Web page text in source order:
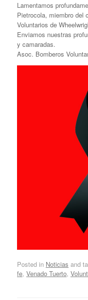
Lamentamos
Pietrocola, miembro del
Voluntarios de
Enviamos nuestras
y camaradas.
Asoc. Bomberos
Posted in Noticias and
fe, Venado Tuerto,